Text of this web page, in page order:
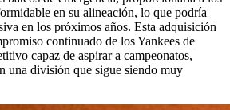
en su alineación, lo que podría
en los próximos años. Esta adquisición
continuado de los Yankees de
capaz de aspirar a campeonatos,
una división que sigue siendo muy